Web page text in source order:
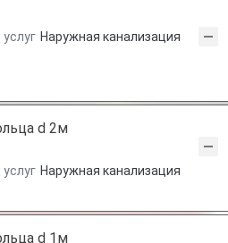
услуг Наружная канализация
d 2м
услуг Наружная канализация
d 1м